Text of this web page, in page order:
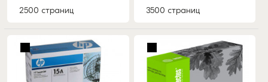
2500 страниц 3500 страниц